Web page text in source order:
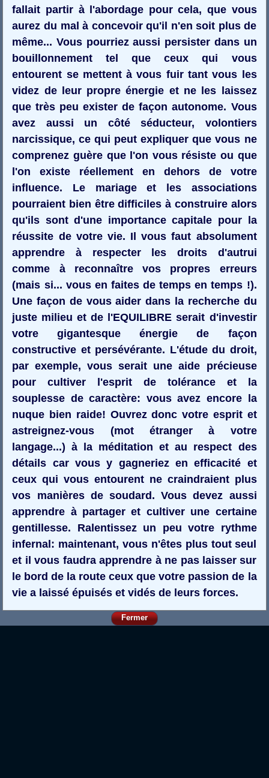
fallait partir à l'abordage pour cela, que vous
aurez du mal à concevoir qu'il n'en soit plus de
même... Vous pourriez aussi persister dans un
bouillonnement tel que ceux qui vous
entourent se mettent à vous fuir tant vous les
videz de leur propre énergie et ne les laissez
que très peu exister de façon autonome. Vous
avez aussi un côté séducteur, volontiers
narcissique, ce qui peut expliquer que vous ne
comprenez guère que l'on vous résiste ou que
l'on existe réellement en dehors de votre
influence. Le mariage et les associations
pourraient bien être difficiles à construire alors
qu'ils sont d'une importance capitale pour la
réussite de votre vie. Il vous faut absolument
apprendre à respecter les droits d'autrui
comme à reconnaître vos propres erreurs
(mais si... vous en faites de temps en temps !).
Une façon de vous aider dans la recherche du
juste milieu et de l'EQUILIBRE serait d'investir
votre gigantesque énergie de façon
constructive et persévérante. L'étude du droit,
par exemple, vous serait une aide précieuse
pour cultiver l'esprit de tolérance et la
souplesse de caractère: vous avez encore la
nuque bien raide! Ouvrez donc votre esprit et
astreignez-vous (mot étranger à votre
langage...) à la méditation et au respect des
détails car vous y gagneriez en efficacité et
ceux qui vous entourent ne craindraient plus
vos manières de soudard. Vous devez aussi
apprendre à partager et cultiver une certaine
gentillesse. Ralentissez un peu votre rythme
infernal: maintenant, vous n'êtes plus tout seul
et il vous faudra apprendre à ne pas laisser sur
le bord de la route ceux que votre passion de la
vie a laissé épuisés et vidés de leurs forces.